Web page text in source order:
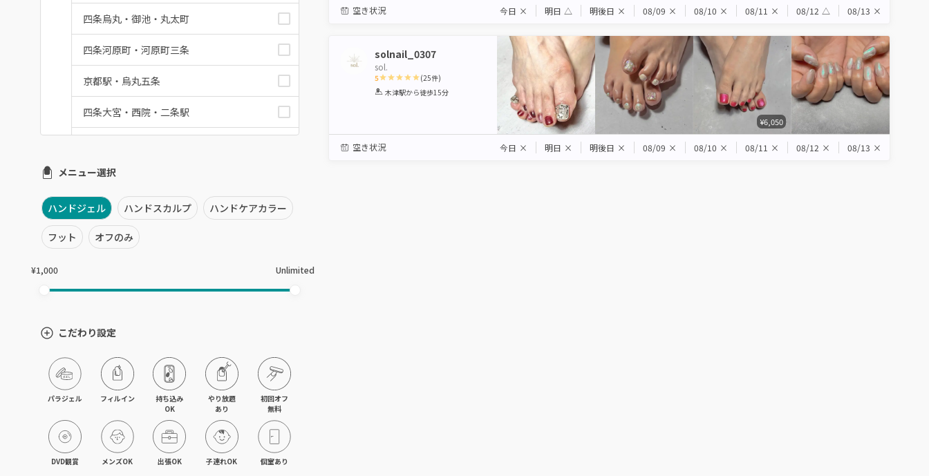
四条烏丸・御池・丸太町
四条河原町・河原町三条
京都駅・烏丸五条
四条大宮・西院・二条駅
上京区・左京区・北区
山科・東山
南区・伏見
亀岡・福知山・舞鶴
木津・精華町
メニュー選択
ハンドジェル ハンドスカルプ ハンドケアカラー
フット オフのみ
¥1,000 Unlimited
こだわり設定
パラジェル フィルイン
持ち込み
OK
やり放題
あり
初回オフ
無料
DVD観賞 メンズOK 出張OK 子連れOK 個室あり
空き状況 今日 × 明日 △ 明後日 × 08/09 × 08/10 × 08/11 × 08/12 △ 08/13 ×
solnail_0307
sol.
5
1 2 3 4 5
(25件)
木津駅から徒歩15分
¥6,050
空き状況 今日 × 明日 × 明後日 × 08/09 × 08/10 × 08/11 × 08/12 × 08/13 ×